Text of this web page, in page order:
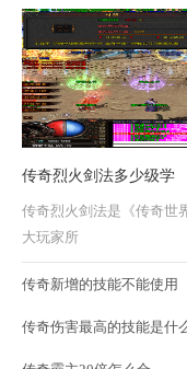
传奇烈火剑法多少级学
传奇烈火剑法是《传奇世
大玩家所
传奇新增的技能不能使用
传奇伤害最高的技能是什